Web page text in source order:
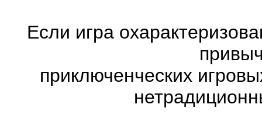
Если игра
приключенческих